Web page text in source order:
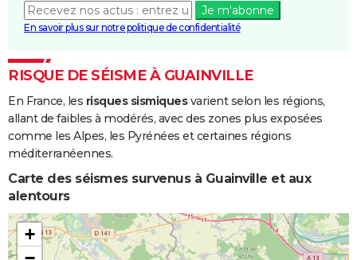
Je m'abonne
En savoir plus sur notre politique de confidentialité
RISQUE DE SÉISME À GUAINVILLE
En France, les risques sismiquesvarient selon les régions,
allant de faibles à modérés, avec des zones plus exposées
comme les Alpes, les Pyrénées et certaines régions
méditerranéennes.
Carte des séismes survenus à Guainville et aux
alentours
+